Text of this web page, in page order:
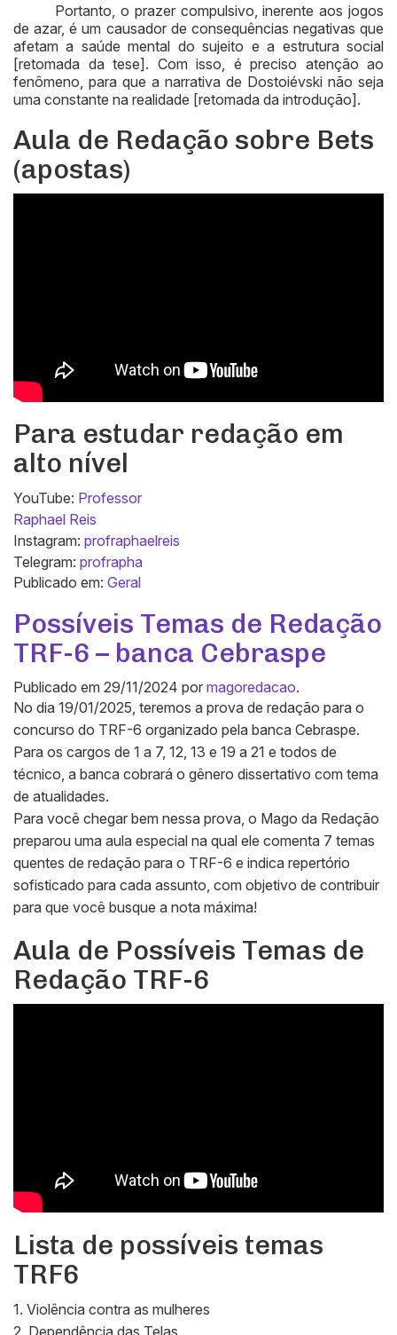
Portanto, o prazer compulsivo, inerente aos jogos
de azar, é um causador de consequências negativas que
afetam a saúde mental do sujeito e a estrutura social
[retomada da tese]. Com isso, é preciso atenção ao
fenômeno, para que a narrativa de Dostoiévski não seja
uma constante na realidade [retomada da introdução].
Aula de Redação sobre Bets
(apostas)
Para estudar redação em
alto nível
YouTube: Professor
Raphael Reis
Instagram: profraphaelreis
Telegram: profrapha
Publicado em: Geral
Possíveis Temas de Redação
TRF-6 – banca Cebraspe
Publicado em 29/11/2024 por magoredacao.
No dia 19/01/2025, teremos a prova de redação para o
concurso do TRF-6 organizado pela banca Cebraspe.
Para os cargos de 1 a 7, 12, 13 e 19 a 21 e todos de
técnico, a banca cobrará o gênero dissertativo com tema
de atualidades.
Para você chegar bem nessa prova, o Mago da Redação
preparou uma aula especial na qual ele comenta 7 temas
quentes de redação para o TRF-6 e indica repertório
sofisticado para cada assunto, com objetivo de contribuir
para que você busque a nota máxima!
Aula de Possíveis Temas de
Redação TRF-6
Lista de possíveis temas
TRF6
1. Violência contra as mulheres
2. Dependência das Telas